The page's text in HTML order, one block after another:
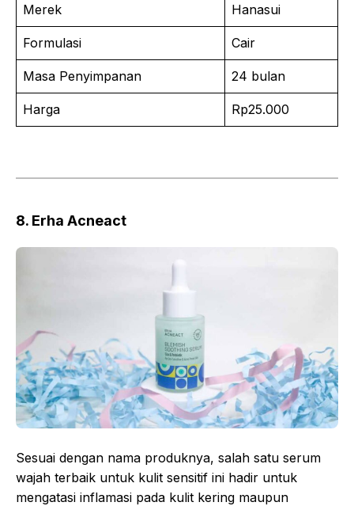
Merek Hanasui
Formulasi Cair
Masa Penyimpanan 24 bulan
Harga Rp25.000
8. Erha Acneact
Sesuai dengan nama produknya, salah satu serum
wajah terbaik untuk kulit sensitif ini hadir untuk
mengatasi inflamasi pada kulit kering maupun